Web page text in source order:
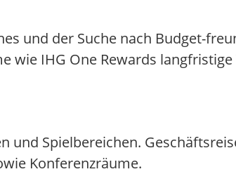
und der Suche nach Budget-
wie IHG One Rewards
und Spielbereichen.
Konferenzräume.